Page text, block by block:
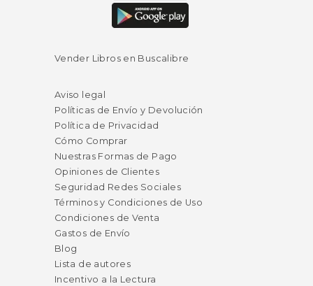
Vender Libros en Buscalibre
Aviso legal
Políticas de Envío y Devolución
Política de Privacidad
Cómo Comprar
Nuestras Formas de Pago
Opiniones de Clientes
Seguridad Redes Sociales
Términos y Condiciones de Uso
Condiciones de Venta
Gastos de Envío
Blog
Lista de autores
Incentivo a la Lectura